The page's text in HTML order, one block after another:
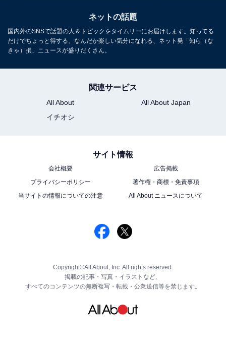
ネットの話題
国内外のSNSで話題の人＆トピックをタイムリーにお届けします。知ってる
だけでちょっと得する、なんだか楽しい気分になれる、ネット発「知ら（な
きゃ）損」ニュースが盛りだくさん。
関連サービス
All About
All About Japan
イチオシ
サイト情報
会社概要
広告掲載
プライバシーポリシー
著作権・商標・免責事項
当サイトの情報についての注意
All About ニュースについて
Copyright©All About, Inc. All rights reserved.
掲載の記事・写真・イラストなど、
すべてのコンテンツの無断複写・転載・公衆送信等を禁じます。